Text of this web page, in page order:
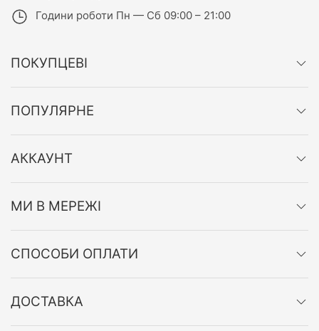
Години роботи Пн — Сб 09:00 – 21:00
ПОКУПЦЕВІ
ПОПУЛЯРНЕ
АККАУНТ
МИ В МЕРЕЖІ
СПОСОБИ ОПЛАТИ
ДОСТАВКА